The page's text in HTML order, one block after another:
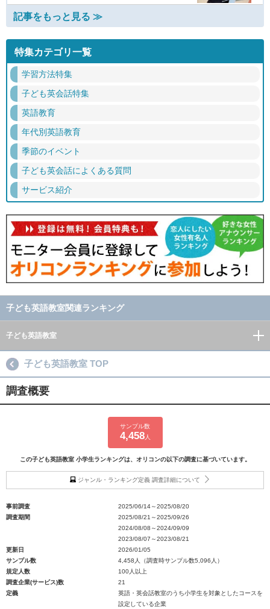
記事をもっと見る ≫
特集カテゴリ一覧
学習方法特集
子ども英会話特集
英語教育
年代別英語教育
季節のイベント
子ども英会話によくある質問
サービス紹介
子ども英語教室関連ランキング
子ども英語教室
子ども英語教室 TOP
調査概要
サンプル数
4,458人
この子ども英語教室 小学生ランキングは、オリコンの以下の調査に基づいています。
ジャンル・ランキング定義 調査詳細について
事前調査
2025/06/14～2025/08/20
調査期間
2025/08/21～2025/09/26
2024/08/08～2024/09/09
2023/08/07～2023/08/21
更新日
2026/01/05
サンプル数
4,458人（調査時サンプル数5,096人）
規定人数
100人以上
調査企業(サービス)数
21
定義
英語・英会話教室のうち小学生を対象としたコースを
設定している企業